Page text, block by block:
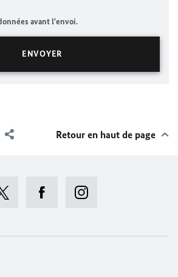
avant l'envoi.
Retour en haut de page